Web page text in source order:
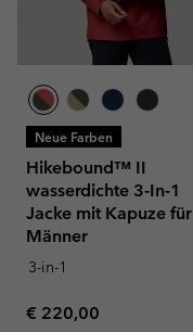
Neue Farben
Hikebound™ II
wasserdichte 3-In-1
Jacke mit Kapuze für
Männer
3-in-1
Regular price:
€ 220,00